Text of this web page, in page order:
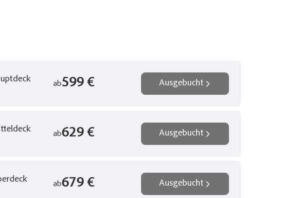
ab599 € Ausgebucht
ab629 € Ausgebucht
ab679 € Ausgebucht